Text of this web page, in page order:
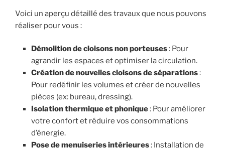
Voici un aperçu détaillé des travaux que nous pouvons
réaliser pour vous :
Démolition de cloisons non porteuses: Pour
agrandir les espaces et optimiser la circulation.
Création de nouvelles cloisons de séparations:
Pour redéfinir les volumes et créer de nouvelles
pièces (ex: bureau, dressing).
Isolation thermique et phonique: Pour améliorer
votre confort et réduire vos consommations
d’énergie.
Pose de menuiseries intérieures: Installation de